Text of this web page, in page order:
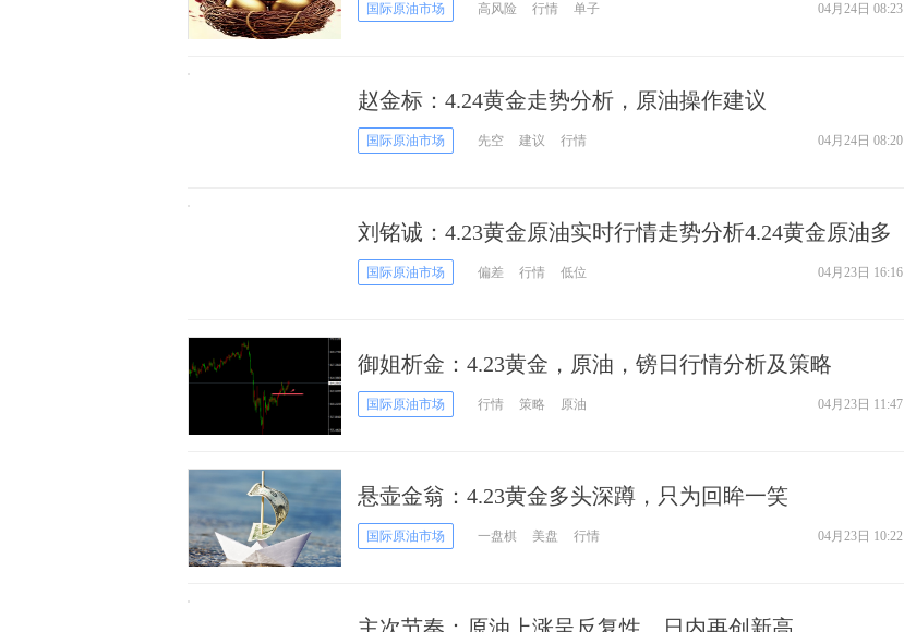
国际原油市场 高风险 行情 单子 04月24日 08:23
赵金标：4.24黄金走势分析，原油操作建议
国际原油市场 先空 建议 行情 04月24日 08:20
刘铭诚：4.23黄金原油实时行情走势分析4.24黄金原油多
空操作建议
国际原油市场 偏差 行情 低位 04月23日 16:16
御姐析金：4.23黄金，原油，镑日行情分析及策略
国际原油市场 行情 策略 原油 04月23日 11:47
悬壶金翁：4.23黄金多头深蹲，只为回眸一笑
国际原油市场 一盘棋 美盘 行情 04月23日 10:22